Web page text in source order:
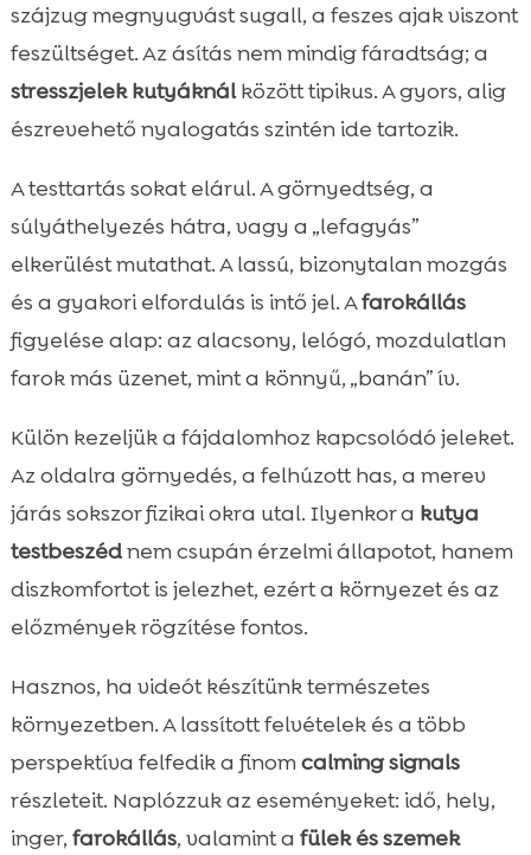
szájzug megnyugvást sugall, a feszes ajak viszont
feszültséget. Az ásítás nem mindig fáradtság; a
stresszjelek kutyáknálközött tipikus. A gyors, alig
észrevehető nyalogatás szintén ide tartozik.
A testtartás sokat elárul. A görnyedtség, a
súlyáthelyezés hátra, vagy a „lefagyás”
elkerülést mutathat. A lassú, bizonytalan mozgás
és a gyakori elfordulás is intő jel. Afarokállás
figyelése alap: az alacsony, lelógó, mozdulatlan
farok más üzenet, mint a könnyű, „banán” ív.
Külön kezeljük a fájdalomhoz kapcsolódó jeleket.
Az oldalra görnyedés, a felhúzott has, a merev
járás sokszor fizikai okra utal. Ilyenkor a kutya
testbeszédnem csupán érzelmi állapotot, hanem
diszkomfortot is jelezhet, ezért a környezet és az
előzmények rögzítése fontos.
Hasznos, ha videót készítünk természetes
környezetben. A lassított felvételek és a több
perspektíva felfedik a finomcalming signals
részleteit. Naplózzuk az eseményeket: idő, hely,
inger, farokállás, valamint a fülek és szemek